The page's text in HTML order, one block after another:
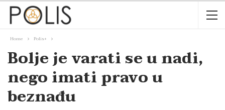
Home Polis+
Bolje je varati se u nadi,
nego imati pravo u
beznađu